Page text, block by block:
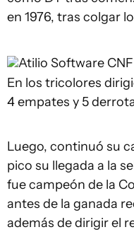
en 1976, tras colgar
Atilio Software CNF
En los tricolores
4 empates y 5
Luego, continuó su
pico su llegada a la
fue campeón de la
antes de la ganada
además de dirigir el